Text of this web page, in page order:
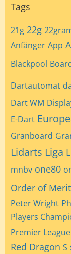
Tags
21g 22g
Anfänger App
Blackpool
Dartautomat
Dart WM
E-Dart
Granboard
Lidarts Liga
mnbv one80
Order of Merit
Peter Wright
Players
Premier League
Red Dragon S